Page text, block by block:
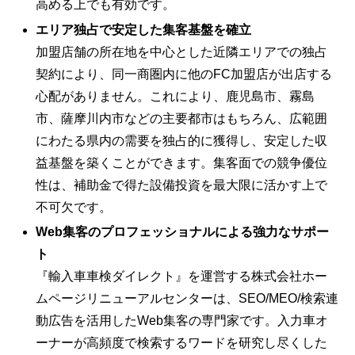
高める上でも有効です。
エリア独占で安定した集客基盤を確立
加盟店舗の所在地を中心とした近隣エリアでの独占
契約により、同一商圏内に他のFC加盟店が出店する
心配がありません。これにより、鹿児島市、霧島
市、薩摩川内市などの主要都市はもちろん、広範囲
にわたる県内の需要を独占的に獲得し、安定した収
益基盤を築くことができます。集客面での競争優位
性は、補助金で得た設備投資を最大限に活かす上で
不可欠です。
Web集客のプロフェッショナルによる強力なサポー
ト
『輸入車車検ダイレクト』を運営する株式会社ホー
ムページリニューアルセンターは、SEO/MEO/検索連
動広告を活用したWeb集客の専門家です。入力車オ
ーナーが高頻度で検索するワードを研究し尽くした